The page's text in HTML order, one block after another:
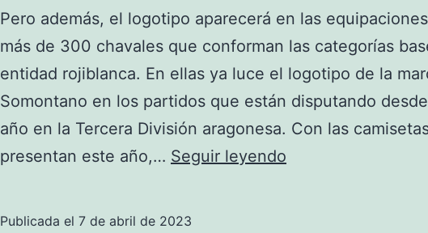
Pero además, el logotipo aparecerá en las
más de 300 chavales que conforman las categorías
entidad rojiblanca. En ellas ya luce el logotipo de la
Somontano en los partidos que están disputando
año en la Tercera División aragonesa. Con las
presentan este año,… Seguir leyendo
Publicada el 7 de abril de 2023